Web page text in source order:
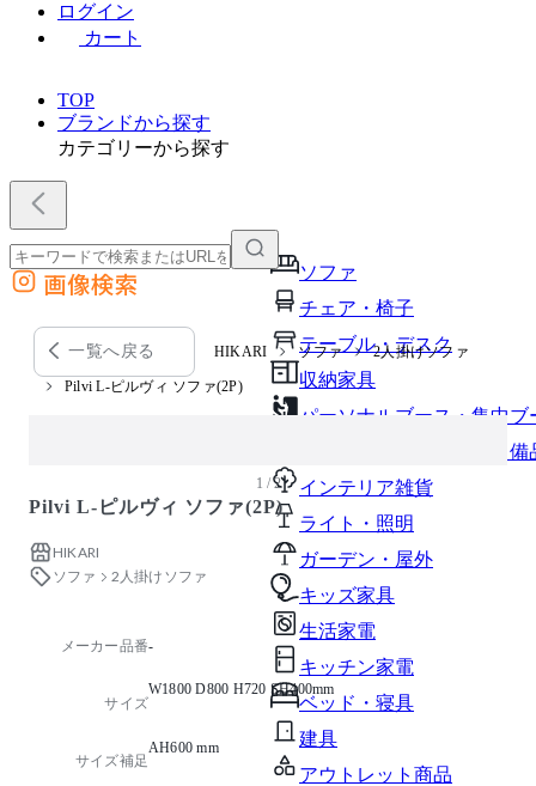
ログイン
カート
TOP
ブランドから探す
カテゴリーから探す
ソファ
チェア・椅子
テーブル・デスク
収納家具
パーソナルブース・集中ブ
オフィスアクセサリー・備
インテリア雑貨
ライト・照明
ガーデン・屋外
キッズ家具
生活家電
キッチン家電
ベッド・寝具
建具
アウトレット商品
外部サイトの商品をカートに追加
他のサイトで見つけた商品ページのURLを貼り付けて、カートに追加できます
画像検索
一覧へ戻る HIKARI ソファ 2人掛けソファ
Pilvi L-ピルヴィ ソファ(2P)
1 / 2
Pilvi L-ピルヴィ ソファ(2P)
HIKARI
ソファ
2人掛けソファ
メーカー品番-
サイズ
W1800 D800 H720 SH400mm
サイズ補足
AH600 mm